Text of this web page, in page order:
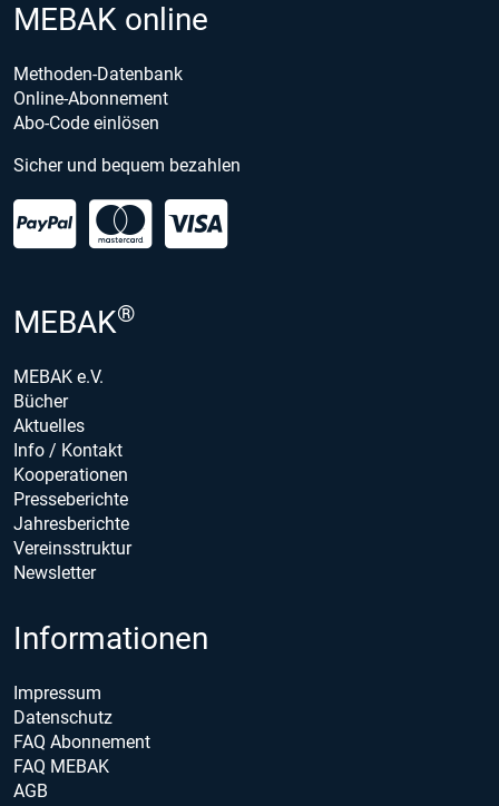
MEBAK online
Methoden-Datenbank
Online-Abonnement
Abo-Code einlösen
Sicher und bequem bezahlen
MEBAK®
MEBAK e.V.
Bücher
Aktuelles
Info / Kontakt
Kooperationen
Presseberichte
Jahresberichte
Vereinsstruktur
Newsletter
Informationen
Impressum
Datenschutz
FAQ Abonnement
FAQ MEBAK
AGB